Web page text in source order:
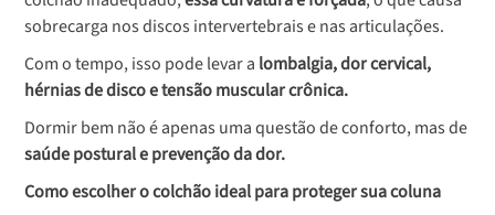
sobrecarga nos discos intervertebrais e nas articulações.
Com o tempo, isso pode levar a lombalgia, dor cervical,
hérnias de disco e tensão muscular crônica.
Dormir bem não é apenas uma questão de conforto, mas de
saúde postural e prevenção da dor.
Como escolher o colchão ideal para proteger sua coluna